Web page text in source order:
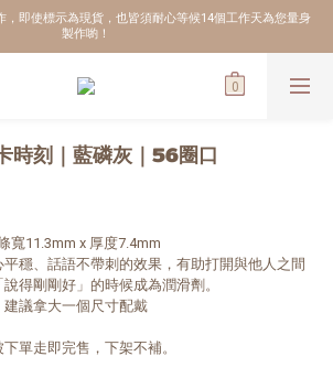
，即使標示為現貨，也皆須耐心等候14個工作天為您量身
製作喲！
時刻｜藍磷灰｜56圈口
寬11.3mm x 厚度7.4mm
穩、話語不帶刺的效果，有助打開與他人之間
得剛剛好」的時候成為潤滑劑。
建議拿大一個尺寸配戴
單走即完售，下架不補。